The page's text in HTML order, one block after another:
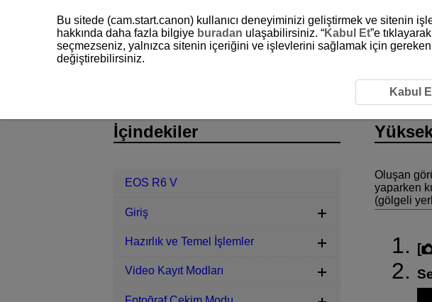
Oluşan
yaparken
(gölgeli
[
İçindekiler
EOS R6 V
Giriş
Hazırlık ve Temel İşlemler
Video Kayıt Modları
Bu sitede (cam.start.canon) kullanıcı deneyiminizi geliştirmek ve sitenin
hakkında daha fazla bilgiye buradan ulaşabilirsiniz. “Kabul Et”e
seçmezseniz, yalnızca sitenin içeriğini ve işlevlerini sağlamak için
değiştirebilirsiniz.
Kabul